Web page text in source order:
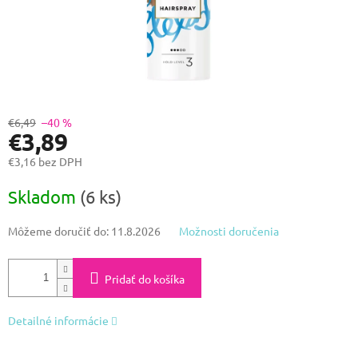
€6,49 –40 %
€3,89
€3,16 bez DPH
cena:
Skladom (6 ks)
Môžeme doručiť do: 11.8.2026 Možnosti doručenia
Pridať do košíka
Detailné informácie